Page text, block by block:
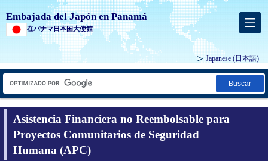
Embajada del Japón en Panamá
在パナマ日本国大使館
Japanese (日本語)
Buscar
Asistencia Financiera no Reembolsable para
Proyectos Comunitarios de Seguridad
Humana (APC)